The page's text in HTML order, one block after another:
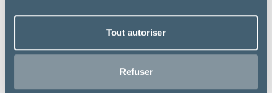
Tout autoriser
Refuser
Une haute densité énergétique permet de couvrir
les besoins du chat adulte tout en
intestinale.Elle permet aussi une récupération
Une excellente appétence favorise la consommation